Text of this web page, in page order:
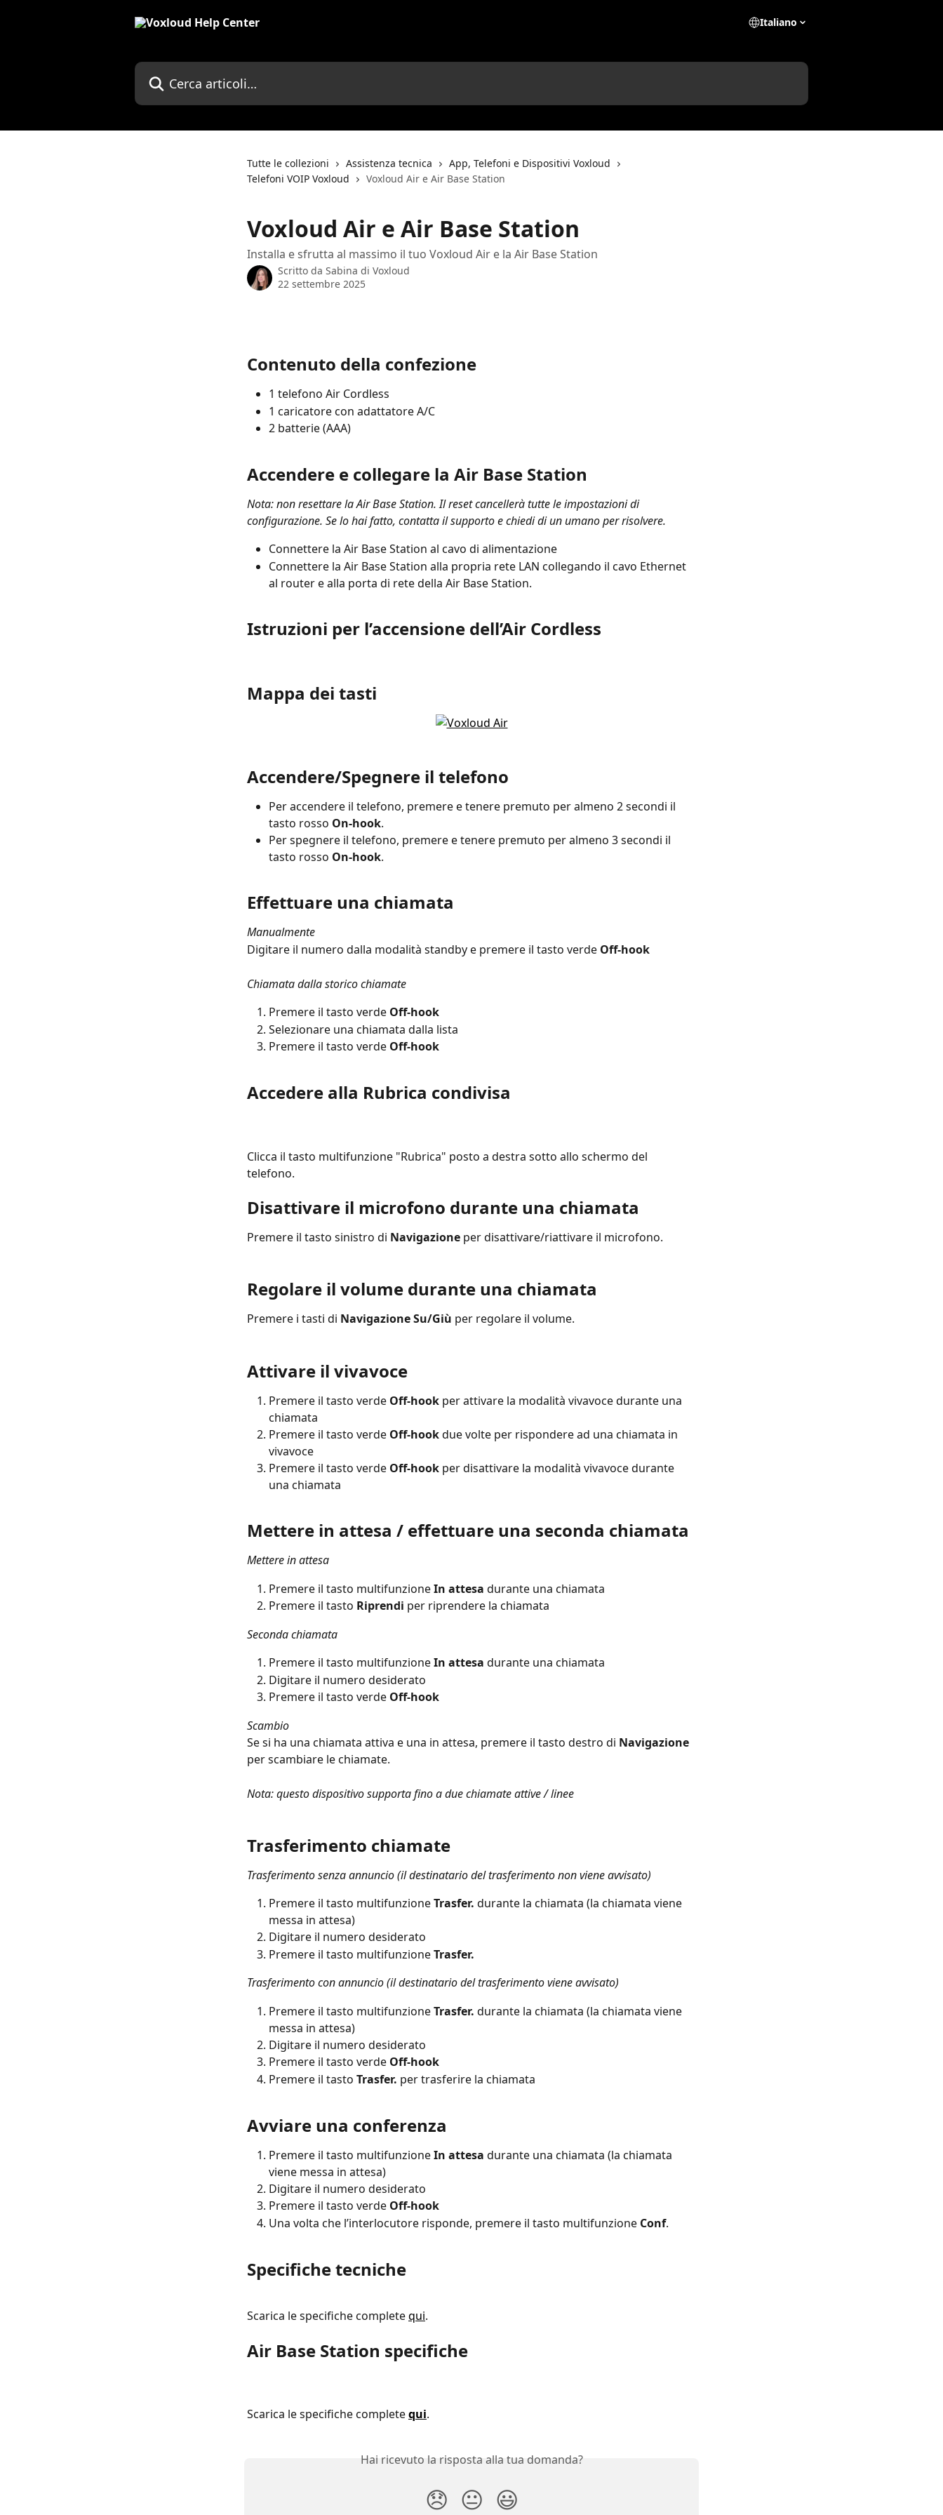
Italiano
Cerca articoli…
Tutte le collezioni Assistenza tecnica
App, Telefoni e Dispositivi Voxloud
Telefoni VOIP Voxloud
Voxloud Air e Air Base Station
Voxloud Air e Air Base Station
Installa e sfrutta al massimo il tuo Voxloud Air e la Air Base Station
Scritto da Sabina di Voxloud
22 settembre 2025
Contenuto della confezione
1 telefono Air Cordless
1 caricatore con adattatore A/C
2 batterie (AAA)
Accendere e collegare la Air Base Station
Nota: non resettare la Air Base Station. Il reset cancellerà tutte le impostazioni di
configurazione. Se lo hai fatto, contatta il supporto e chiedi di un umano per risolvere.
Connettere la Air Base Station al cavo di alimentazione
Connettere la Air Base Station alla propria rete LAN collegando il cavo Ethernet
al router e alla porta di rete della Air Base Station.
Istruzioni per l’accensione dell’Air Cordless
Mappa dei tasti
Accendere/Spegnere il telefono
Per accendere il telefono, premere e tenere premuto per almeno 2 secondi il
tasto rosso On-hook.
Per spegnere il telefono, premere e tenere premuto per almeno 3 secondi il
tasto rosso On-hook.
Effettuare una chiamata
Manualmente
Digitare il numero dalla modalità standby e premere il tasto verde Off-hook
Chiamata dalla storico chiamate
Premere il tasto verde Off-hook
Selezionare una chiamata dalla lista
Premere il tasto verde Off-hook
Accedere alla Rubrica condivisa
Clicca il tasto multifunzione "Rubrica" posto a destra sotto allo schermo del
telefono.
Disattivare il microfono durante una chiamata
Premere il tasto sinistro di Navigazione per disattivare/riattivare il microfono.
Regolare il volume durante una chiamata
Premere i tasti di Navigazione Su/Giù per regolare il volume.
Attivare il vivavoce
Premere il tasto verde Off-hook per attivare la modalità vivavoce durante una
chiamata
Premere il tasto verde Off-hook due volte per rispondere ad una chiamata in
vivavoce
Premere il tasto verde Off-hook per disattivare la modalità vivavoce durante
una chiamata
Mettere in attesa / effettuare una seconda chiamata
Mettere in attesa
Premere il tasto multifunzione In attesa durante una chiamata
Premere il tasto Riprendi per riprendere la chiamata
Seconda chiamata
Premere il tasto multifunzione In attesa durante una chiamata
Digitare il numero desiderato
Premere il tasto verde Off-hook
Scambio
Se si ha una chiamata attiva e una in attesa, premere il tasto destro di Navigazione
per scambiare le chiamate.
Nota: questo dispositivo supporta fino a due chiamate attive / linee
Trasferimento chiamate
Trasferimento senza annuncio (il destinatario del trasferimento non viene avvisato)
Premere il tasto multifunzione Trasfer. durante la chiamata (la chiamata viene
messa in attesa)
Digitare il numero desiderato
Premere il tasto multifunzione Trasfer.
Trasferimento con annuncio (il destinatario del trasferimento viene avvisato)
Premere il tasto multifunzione Trasfer. durante la chiamata (la chiamata viene
messa in attesa)
Digitare il numero desiderato
Premere il tasto verde Off-hook
Premere il tasto Trasfer. per trasferire la chiamata
Avviare una conferenza
Premere il tasto multifunzione In attesa durante una chiamata (la chiamata
viene messa in attesa)
Digitare il numero desiderato
Premere il tasto verde Off-hook
Una volta che l’interlocutore risponde, premere il tasto multifunzione Conf.
Specifiche tecniche
Scarica le specifiche complete qui.
Air Base Station specifiche
Scarica le specifiche complete qui.
Hai ricevuto la risposta alla tua domanda?
😞 😐 😃